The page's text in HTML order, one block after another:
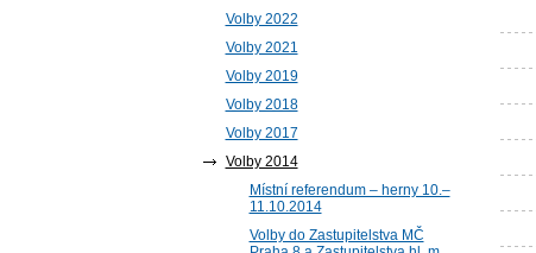
Volby 2022
Volby 2021
Volby 2019
Volby 2018
Volby 2017
Volby 2014
Místní referendum – herny 10.–
11.10.2014
Volby do Zastupitelstva MČ